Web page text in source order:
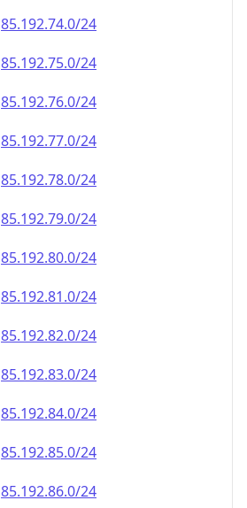
85.192.75.0/24
85.192.76.0/24
85.192.77.0/24
85.192.78.0/24
85.192.79.0/24
85.192.80.0/24
85.192.81.0/24
85.192.82.0/24
85.192.83.0/24
85.192.84.0/24
85.192.85.0/24
85.192.86.0/24
85.192.87.0/24